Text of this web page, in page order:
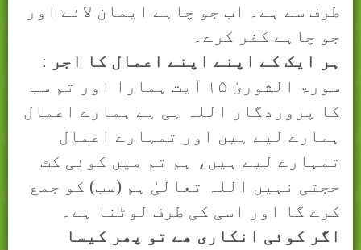
طرف سے ہے۔ اب جو چاہے ایمان ﻻ ئے اور
جو چاہے کفر کرے۔
ہر ايک کے اپنے اپنے اعمال کا اجر :
سورۃ الشوریٰ ۱۵ آيت ہمارا اور تم سب
کا پروردگار اللہ ہی ہے ہمارے اعمال
ہمارے لیے ہیں اور تمہارے اعمال
تمہارے لیے ہیں، ہم تم میں کوئی کٹ
حجتی نہیں اللہ تعالیٰ ہم (سب) کو جمع
کرے گا اور اسی کی طرف لوٹنا ہے۔
اگر کوئی انکاری ھے تو پھر کيسا